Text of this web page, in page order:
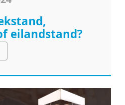
eilandstand?